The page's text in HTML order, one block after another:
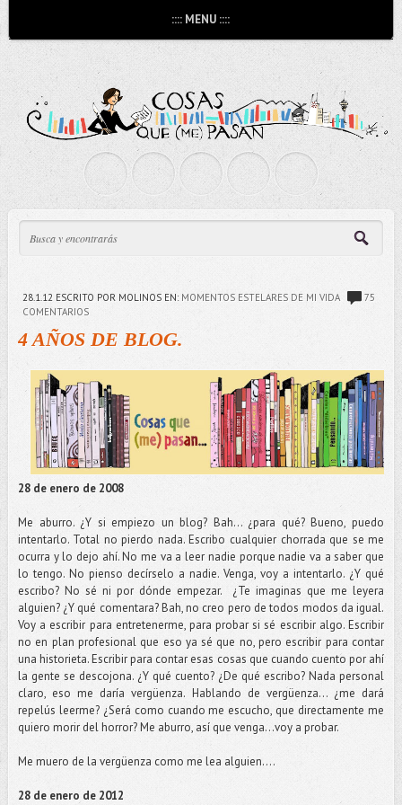
:::: MENU ::::
28.1.12 ESCRITO POR MOLINOS EN: MOMENTOS ESTELARES DE MI VIDA
75
COMENTARIOS
4 AÑOS DE BLOG.
28 de enero de 2008
Me aburro. ¿Y si empiezo un blog? Bah... ¿para qué? Bueno, puedo
intentarlo. Total no pierdo nada. Escribo cualquier chorrada que se me
ocurra y lo dejo ahí. No me va a leer nadie porque nadie va a saber que
lo tengo. No pienso decírselo a nadie. Venga, voy a intentarlo. ¿Y qué
escribo? No sé ni por dónde empezar. ¿Te imaginas que me leyera
alguien? ¿Y qué comentara? Bah, no creo pero de todos modos da igual.
Voy a escribir para entretenerme, para probar si sé escribir algo. Escribir
no en plan profesional que eso ya sé que no, pero escribir para contar
una historieta. Escribir para contar esas cosas que cuando cuento por ahí
la gente se descojona. ¿Y qué cuento? ¿De qué escribo? Nada personal
claro, eso me daría vergüenza. Hablando de vergüenza... ¿me dará
repelús leerme? ¿Será como cuando me escucho, que directamente me
quiero morir del horror? Me aburro, así que venga...voy a probar.
Me muero de la vergüenza como me lea alguien....
28 de enero de 2012